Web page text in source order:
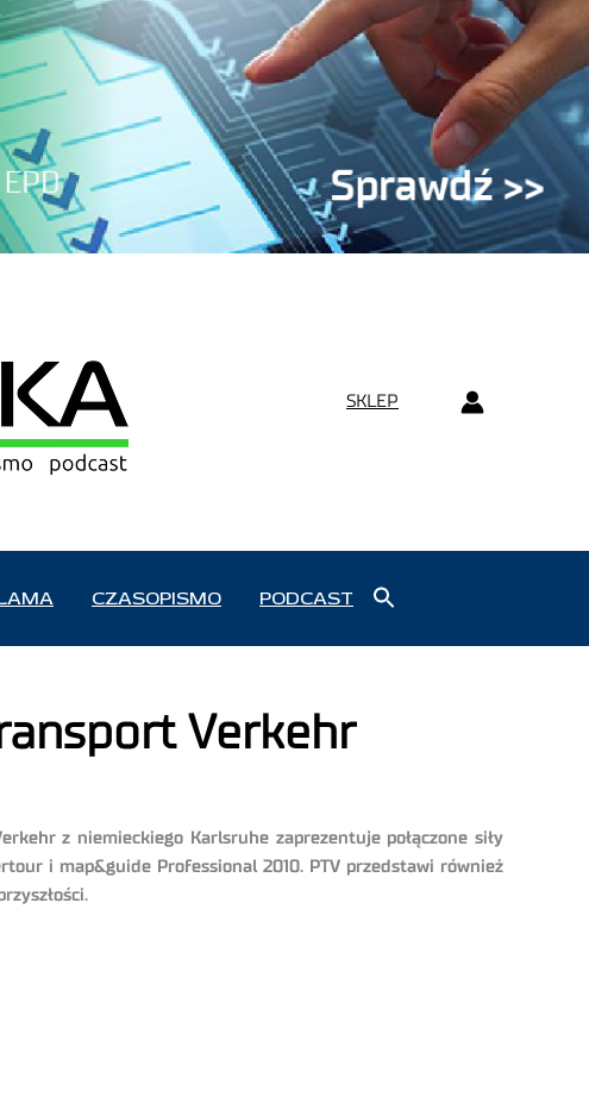
SKLEP
CZASOPISMO PODCAST
Verkehr
z niemieckiego Karlsruhe zaprezentuje połączone siły
i map&guide Professional 2010. PTV przedstawi również